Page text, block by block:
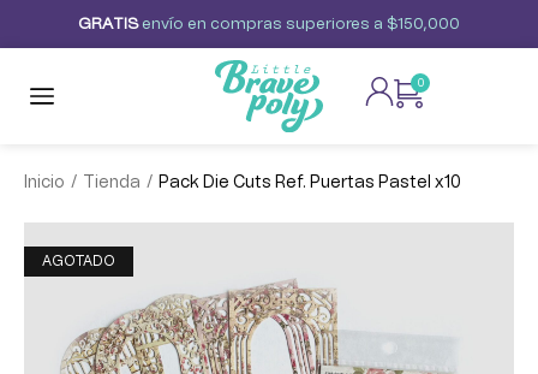
GRAT S envío en compras superiores a $150,000
0
Inicio / Tienda / Pack Die Cuts Ref. Puertas Pastel x10
AGOTADO